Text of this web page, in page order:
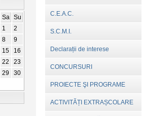
Sa
Su
1
2
8
9
15
16
22
23
29
30
C.E.A.C.
S.C.M.I.
Declarații de interese
CONCURSURI
PROIECTE ŞI PROGRAME
ACTIVITĂȚI EXTRAȘCOLARE